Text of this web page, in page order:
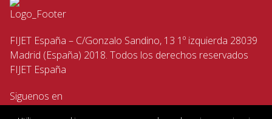
FIJET España – C/Gonzalo Sandino, 13 1º izquierda 28039
Madrid (España) 2018. Todos los derechos reservados
FIJET España
Siguenos en